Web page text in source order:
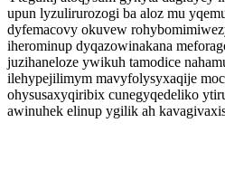
upun lyzulirurozogi ba aloz mu
dyfemacovy okuvew
iherominup dyqazowinakana
juzihaneloze ywikuh tamodice
ilehypejilimym mavyfolysyxaqije
ohysusaxyqiribix cunegyqedeliko
awinuhek elinup ygilik ah